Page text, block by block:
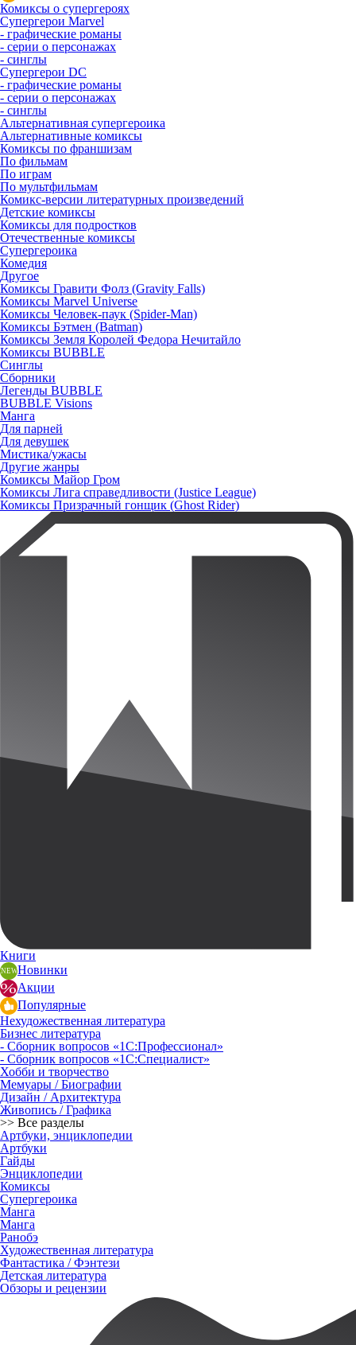
Комиксы о супергероях
Супергерои Marvel
- графические романы
- серии о персонажах
- синглы
Супергерои DC
- графические романы
- серии о персонажах
- синглы
Альтернативная супергероика
Альтернативные комиксы
Комиксы по франшизам
По фильмам
По играм
По мультфильмам
Комикс-версии литературных произведений
Детские комиксы
Комиксы для подростков
Отечественные комиксы
Супергероика
Комедия
Другое
Комиксы Гравити Фолз (Gravity Falls)
Комиксы Marvel Universe
Комиксы Человек-паук (Spider-Man)
Комиксы Бэтмен (Batman)
Комиксы Земля Королей Федора Нечитайло
Комиксы BUBBLE
Синглы
Сборники
Легенды BUBBLE
BUBBLE Visions
Манга
Для парней
Для девушек
Мистика/ужасы
Другие жанры
Комиксы Майор Гром
Комиксы Лига справедливости (Justice League)
Комиксы Призрачный гонщик (Ghost Rider)
Книги
Новинки
Акции
Популярные
Нехудожественная литература
Бизнес литература
- Сборник вопросов «1С:Профессионал»
- Сборник вопросов «1С:Специалист»
Хобби и творчество
Мемуары / Биографии
Дизайн / Архитектура
Живопись / Графика
>> Все разделы
Артбуки, энциклопедии
Артбуки
Гайды
Энциклопедии
Комиксы
Супергероика
Манга
Манга
Ранобэ
Художественная литература
Фантастика / Фэнтези
Детская литература
Обзоры и рецензии